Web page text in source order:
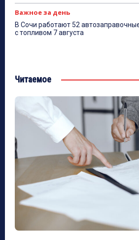
Важное за день
В Сочи работают 52
с топливом 7 августа
Читаемое